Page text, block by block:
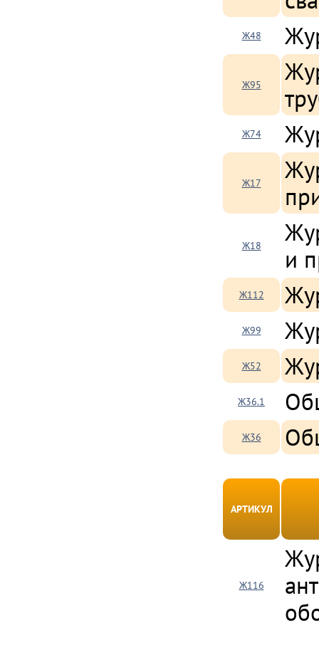
Ж48
Ж95
Ж74
Ж17
Ж18
и
Ж112
Ж99
Ж52
Ж36.1
Ж36
АРТИКУЛ
Ж116